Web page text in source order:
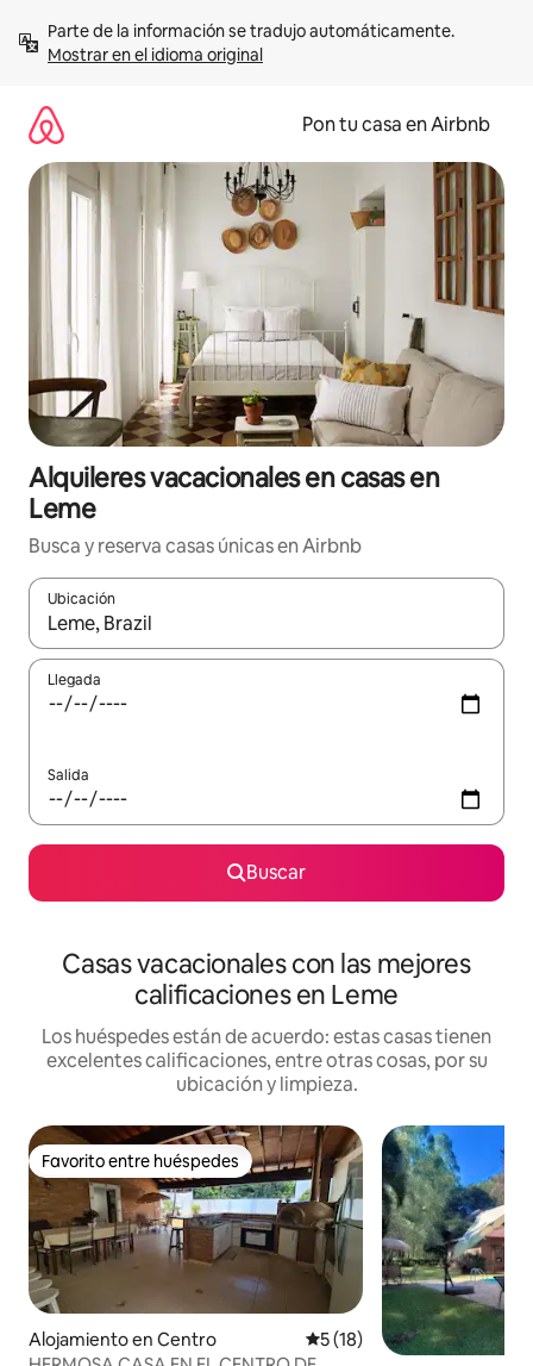
contenidoMostrar en el idioma original
Pon tu casa en Airbnb
Alquileres vacacionales en casas en
Leme
Busca y reserva casas únicas en Airbnb
Ubicación
Cuando los resultados estén disponibles, navega con las
Llegada
Salida
Buscar
Casas vacacionales con las mejores
calificaciones en Leme
Los huéspedes están de acuerdo: estas casas tienen
excelentes calificaciones, entre otras cosas, por su
ubicación y limpieza.
Favorito entre huéspedes
Favorito entre huéspedes
Alojamiento en Centro Calificación promedio: 5 de
5 (18)